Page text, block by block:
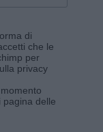
di
che le
per
privacy
pagina delle